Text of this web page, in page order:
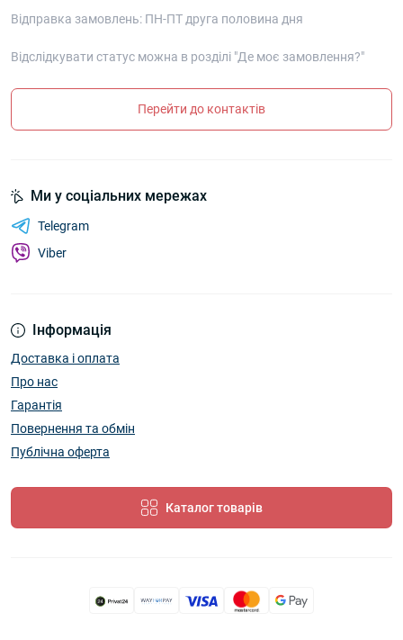
Відправка замовлень: ПН-ПТ друга половина дня
Відслідкувати статус можна в розділі "Де моє замовлення?"
Перейти до контактів
Інформація
Доставка і оплата
Про нас
Гарантія
Повернення та обмін
Публічна оферта
Каталог товарів
Ми у соціальних мережах
Telegram
Viber